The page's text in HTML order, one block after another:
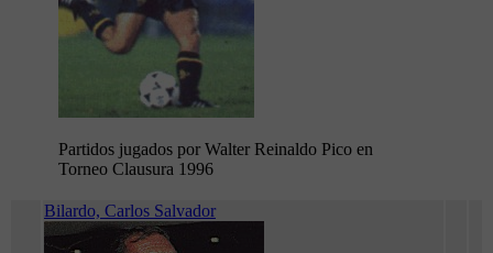
Partidos jugados por Walter Reinaldo Pico en
Torneo Clausura 1996
Bilardo, Carlos Salvador